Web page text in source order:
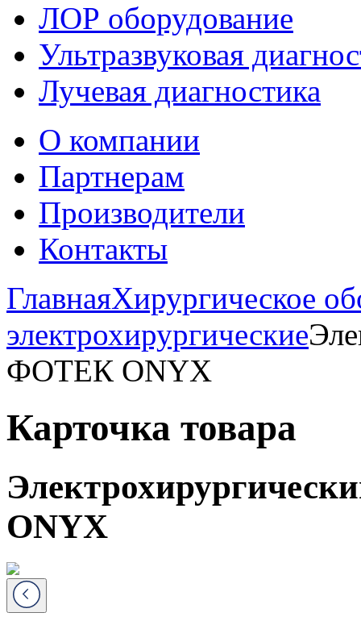
ЛОР оборудование
Ультразвуковая
Лучевая диагностика
О компании
Партнерам
Производители
Контакты
ГлавнаяХирургическое
электрохирургические
ФОТЕК ONYX
Карточка товара
ONYX